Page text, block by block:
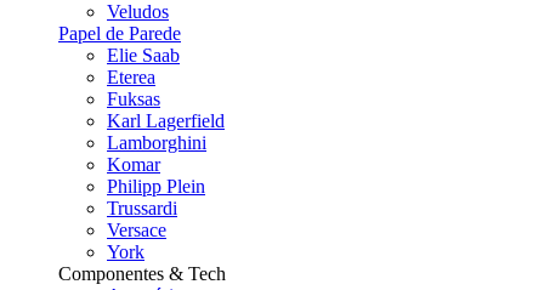
Veludos
Papel de Parede
Elie Saab
Eterea
Fuksas
Karl Lagerfield
Lamborghini
Komar
Philipp Plein
Trussardi
Versace
York
Componentes & Tech